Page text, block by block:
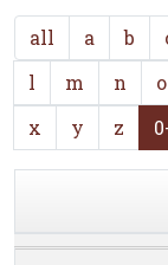
all a b
l
m n o
x
y z